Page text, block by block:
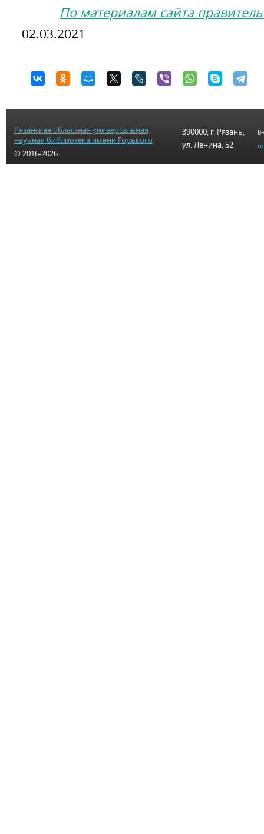
По материалам сайта
02.03.2021
Рязанская областная универсальная
научная библиотека имени Горького
© 2016-2026
390000, г. Рязань,
ул. Ленина, 52